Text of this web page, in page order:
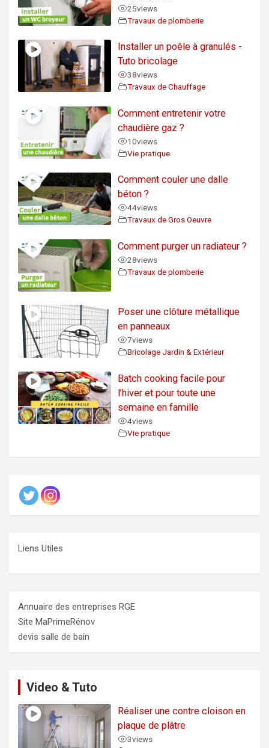
25views
Travaux de plomberie
Installer un poêle à granulés -
Tuto bricolage
38views
Travaux de Chauffage
Comment entretenir votre
chaudière gaz ?
10views
Vie pratique
Comment couler une dalle
béton ?
44views
Travaux de Gros Oeuvre
Comment purger un radiateur ?
28views
Travaux de plomberie
Poser une clôture métallique
en panneaux
7views
Bricolage Jardin & Extérieur
Batch cooking facile pour
l’hiver et pour toute une
semaine en famille
4views
Vie pratique
Liens Utiles
Annuaire des entreprises RGE
Site MaPrimeRénov
devis salle de bain
Video & Tuto
Réaliser une contre cloison en
plaque de plâtre
3views